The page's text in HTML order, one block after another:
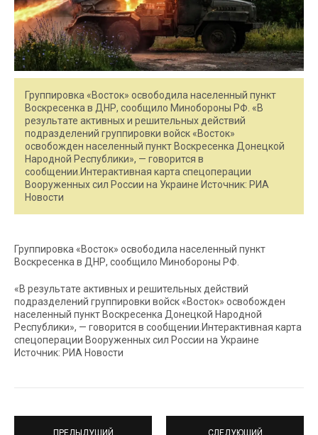
Группировка «Восток» освободила населенный пункт
Воскресенка в ДНР, сообщило Минобороны РФ. «В
результате активных и решительных действий
подразделений группировки войск «Восток»
освобожден населенный пункт Воскресенка Донецкой
Народной Республики», — говорится в
сообщении.Интерактивная карта спецоперации
Вооруженных сил России на Украине Источник: РИА
Новости
Группировка «Восток» освободила населенный пункт
Воскресенка в ДНР, сообщило Минобороны РФ.
«В результате активных и решительных действий
подразделений группировки войск «Восток» освобожден
населенный пункт Воскресенка Донецкой Народной
Республики», — говорится в сообщении.Интерактивная карта
спецоперации Вооруженных сил России на Украине
Источник: РИА Новости
ПРЕДЫДУЩИЙ СЛЕДУЮЩИЙ